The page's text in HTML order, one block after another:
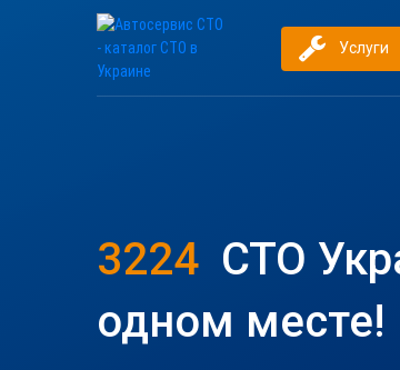
Услуги
3224 СТО
одном месте!